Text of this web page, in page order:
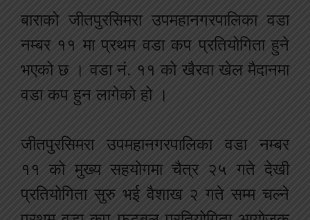
बाराको जीतपुरसिमरा उपमहानगरपालिका वडा
नम्बर ११ मा प्रथम वडा कप प्रतियोगिता हुने
भएको छ । वडा नं. ११ को खैरवा खेल मैदानमा
वडा कप हुन लागेको हो ।
जीतपुरसिमरा उपमहानगरपालिका वडा नम्बर
११ को मुख्य सहयोगमा चैत्र २५ गते देखी
प्रतियोगिता सुरु भई वैशाख २ गते सम्म चल्ने